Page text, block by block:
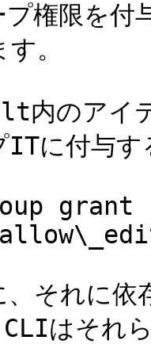
プ権限を
。
内のアイ
ITに付与
それに依
はそれ